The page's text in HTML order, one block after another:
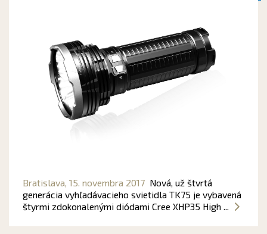
Bratislava, 15. novembra 2017 Nová, už štvrtá
generácia vyhľadávacieho svietidla TK75 je vybavená
štyrmi zdokonalenými diódami Cree XHP35 High ...